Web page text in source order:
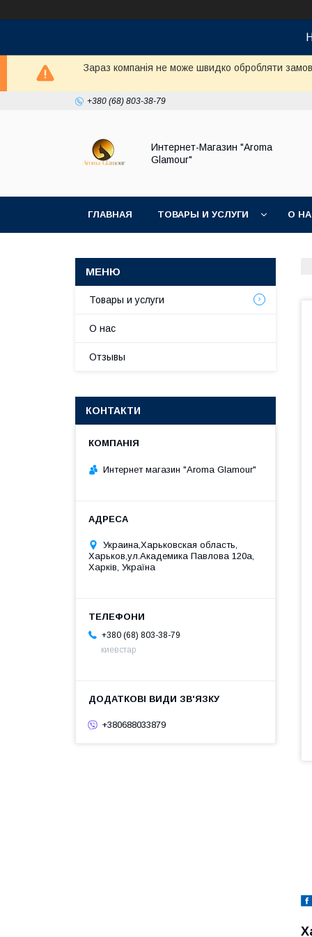
Зараз компанія не може швидко обробляти
+380 (68) 803-38-79
Интернет-Магазин "Aroma
Glamour"
ГЛАВНАЯ ТОВАРЫ И УСЛУГИ О
Товары и услуги
О нас
Отзывы
КОНТАКТИ
Интернет магазин "Aroma Glamour"
Украина,Харьковская область,
Харьков,ул.Академика Павлова 120а,
Харків, Україна
+380 (68) 803-38-79
киевстар
+380688033879